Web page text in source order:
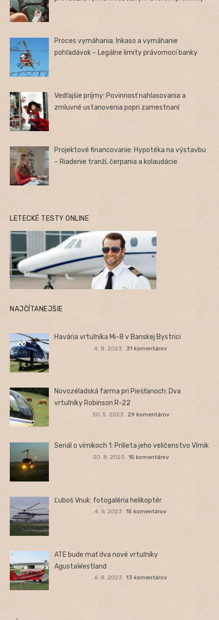
Proces vymáhania: Inkaso a vymáhanie
pohľadávok – Legálne limity právomocí banky
Vedľajšie príjmy: Povinnosť nahlasovania a
zmluvné ustanovenia popri zamestnaní
Projektové financovanie: Hypotéka na výstavbu
– Riadenie tranží, čerpania a kolaudácie
LETECKÉ TESTY ONLINE
NAJČÍTANEJŠIE
Havária vrtuľníka Mi-8 v Banskej Bystrici
4. 8. 2023 31 komentárov
Novozéladská farma pri Piešťanoch: Dva
vrtuľníky Robinson R-22
30. 5. 2023 29 komentárov
Seriál o vírnikoch 1: Prilieta jeho veličenstvo Vírnik
30. 8. 2023 15 komentárov
Ľuboš Vnuk: fotogaléria helikoptér
4. 6. 2023 15 komentárov
ATE bude mať dva nové vrtuľníky
AgustaWestland
6. 8. 2023 13 komentárov